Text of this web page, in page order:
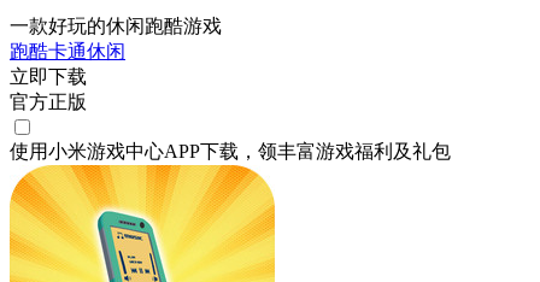
一款好玩的休闲跑酷游戏
跑酷卡通休闲
立即下载
官方正版
使用小米游戏中心APP下载 ，领丰富游戏福利 及礼包